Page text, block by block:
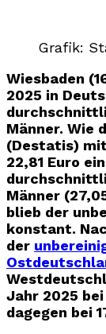
Grafik:
Wiesbaden
2025 in
Männer. Wie
(Destatis)
22,81 Euro
Männer
blieb der
konstant.
der
Jahr 2025
dagegen bei